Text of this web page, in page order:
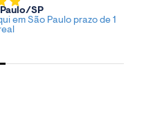
SP
em São Paulo prazo de 1